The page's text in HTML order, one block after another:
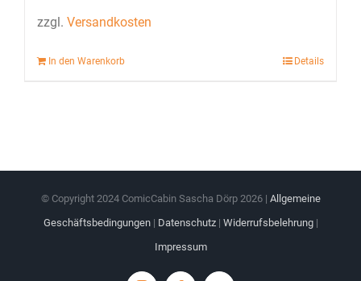
zzgl. Versandkosten
In den Warenkorb Details
© Copyright 2024 ComicCabin Sascha Dörp 2026 | Allgemeine
Geschäftsbedingungen| Datenschutz| Widerrufsbelehrung|
Impressum